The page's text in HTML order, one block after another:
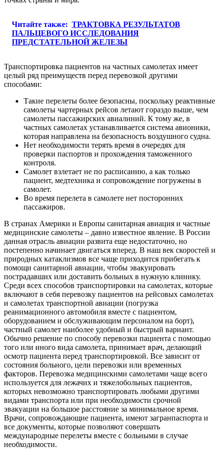
Читайте также: ТРАКТОВКА РЕЗУЛЬТАТОВ
ПАЛЬЦЕВОГО ИССЛЕДОВАНИЯ
ПРЕДСТАТЕЛЬНОЙ ЖЕЛЕЗЫ
Транспортировка пациентов на частных самолетах имеет
целый ряд преимуществ перед перевозкой другими
способами:
Такие перелеты более безопасны, поскольку реактивные
самолеты чартерных рейсов летают гораздо выше, чем
самолеты пассажирских авиалиний. К тому же, в
частных самолетах устанавливается система авионики,
которая направлена на безопасность воздушного судна.
Нет необходимости терять время в очередях для
проверки паспортов и прохождения таможенного
контроля.
Самолет взлетает не по расписанию, а как только
пациент, медтехника и сопровождение погружены в
самолет.
Во время перелета в самолете нет посторонних
пассажиров.
В странах Америки и Европы санитарная авиация и частные
медицинские самолеты – давно известное явление. В России
данная отрасль авиации развита еще недостаточно, но
постепенно начинает двигаться вперед. В наш век скоростей и
природных катаклизмов все чаще приходится прибегать к
помощи санитарной авиации, чтобы эвакуировать
пострадавших или доставить больных в нужную клинику.
Среди всех способов транспортировки на самолетах, которые
включают в себя перевозку пациентов на рейсовых самолетах
и самолетах транспортной авиации (погрузка
реанимационного автомобиля вместе с пациентом,
оборудованием и обслуживающим персоналом на борт),
частный самолет наиболее удобный и быстрый вариант.
Обычно решение по способу перевозки пациента с помощью
того или иного вида самолета, принимает врач, делающий
осмотр пациента перед транспортировкой. Все зависит от
состояния больного, цели перевозки или временных
факторов. Перевозка медицинскими самолетами чаще всего
используется для лежачих и тяжелобольных пациентов,
которых невозможно транспортировать любыми другими
видами транспорта или при необходимости срочной
эвакуации на большое расстояние за минимальное время.
Врачи, сопровождающие пациента, имеют загранпаспорта и
все документы, которые позволяют совершать
международные перелеты вместе с больными в случае
необходимости.